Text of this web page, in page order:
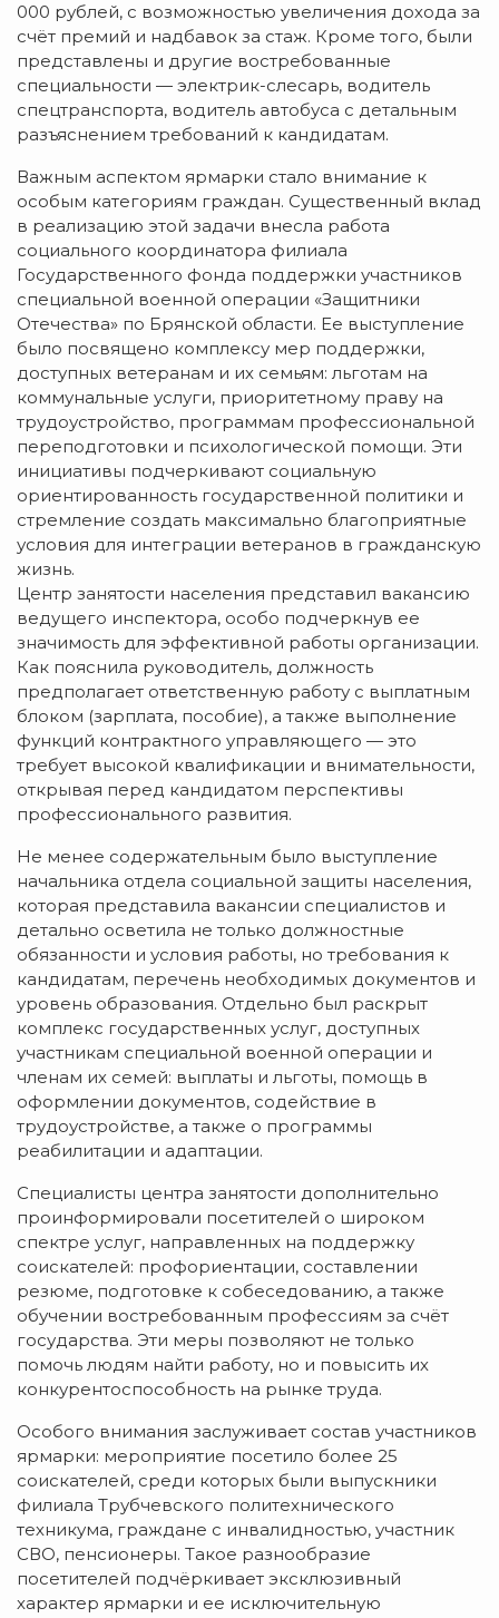
000 рублей, с возможностью увеличения дохода за
счёт премий и надбавок за стаж. Кроме того, были
представлены и другие востребованные
специальности — электрик-слесарь, водитель
спецтранспорта, водитель автобуса с детальным
разъяснением требований к кандидатам.
Важным аспектом ярмарки стало внимание к
особым категориям граждан. Существенный вклад
в реализацию этой задачи внесла работа
социального координатора филиала
Государственного фонда поддержки участников
специальной военной операции «Защитники
Отечества» по Брянской области. Ее выступление
было посвящено комплексу мер поддержки,
доступных ветеранам и их семьям: льготам на
коммунальные услуги, приоритетному праву на
трудоустройство, программам профессиональной
переподготовки и психологической помощи. Эти
инициативы подчеркивают социальную
ориентированность государственной политики и
стремление создать максимально благоприятные
условия для интеграции ветеранов в гражданскую
жизнь.
Центр занятости населения представил вакансию
ведущего инспектора, особо подчеркнув ее
значимость для эффективной работы организации.
Как пояснила руководитель, должность
предполагает ответственную работу с выплатным
блоком (зарплата, пособие), а также выполнение
функций контрактного управляющего — это
требует высокой квалификации и внимательности,
открывая перед кандидатом перспективы
профессионального развития.
Не менее содержательным было выступление
начальника отдела социальной защиты населения,
которая представила вакансии специалистов и
детально осветила не только должностные
обязанности и условия работы, но требования к
кандидатам, перечень необходимых документов и
уровень образования. Отдельно был раскрыт
комплекс государственных услуг, доступных
участникам специальной военной операции и
членам их семей: выплаты и льготы, помощь в
оформлении документов, содействие в
трудоустройстве, а также о программы
реабилитации и адаптации.
Специалисты центра занятости дополнительно
проинформировали посетителей о широком
спектре услуг, направленных на поддержку
соискателей: профориентации, составлении
резюме, подготовке к собеседованию, а также
обучении востребованным профессиям за счёт
государства. Эти меры позволяют не только
помочь людям найти работу, но и повысить их
конкурентоспособность на рынке труда.
Особого внимания заслуживает состав участников
ярмарки: мероприятие посетило более 25
соискателей, среди которых были выпускники
филиала Трубчевского политехнического
техникума, граждане с инвалидностью, участник
СВО, пенсионеры. Такое разнообразие
посетителей подчёркивает эксклюзивный
характер ярмарки и ее исключительную